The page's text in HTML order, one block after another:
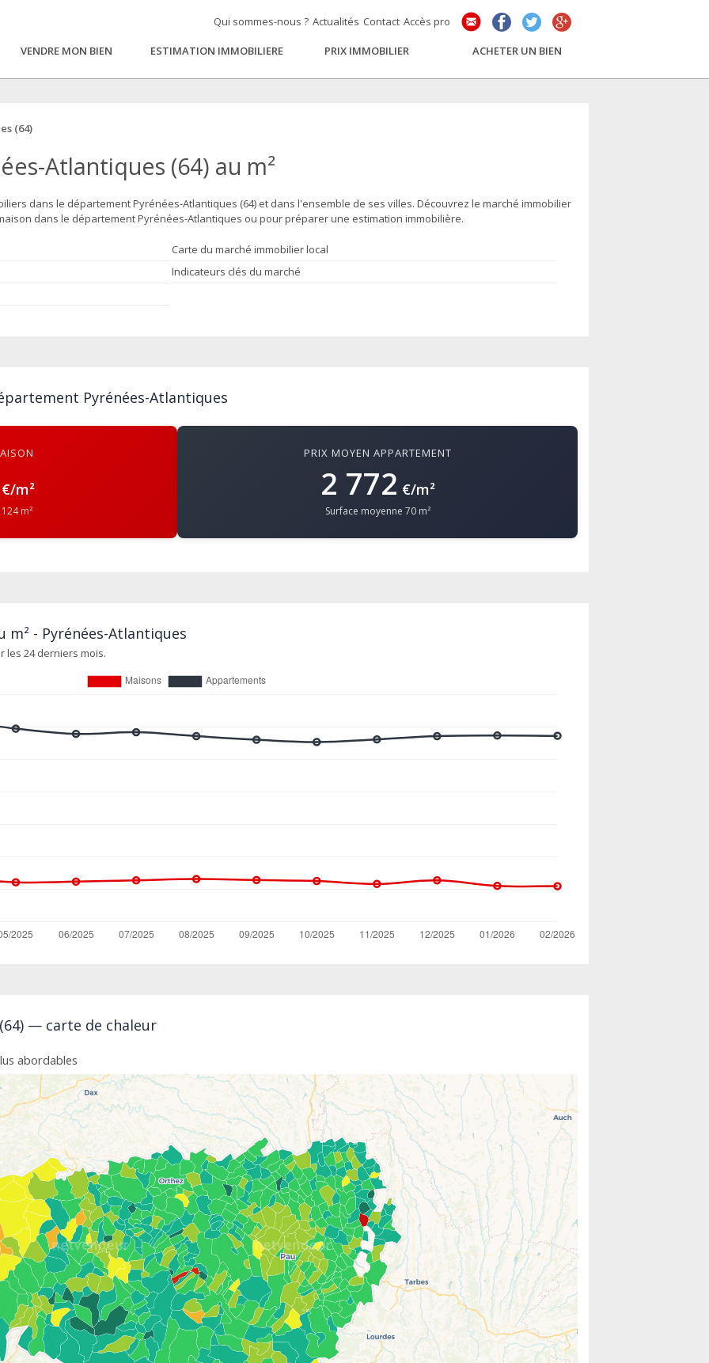
Qui sommes-nous ? Actualités Contact Accès pro
VENDRE MON BIEN ESTIMATION IMMOBILIERE PRIX IMMOBILIER ACHETER UN BIEN
(64)
Atlantiques (64) au m²
dans le département Pyrénées-Atlantiques (64) et dans l'ensemble de ses villes. Découvrez le marché immobilier
dans le département Pyrénées-Atlantiques ou pour préparer une estimation immobilière.
Carte du marché immobilier local
Indicateurs clés du marché
Pyrénées-Atlantiques
m²
m²
PRIX MOYEN APPARTEMENT
2 772 €/m²
Surface moyenne 70 m²
- Pyrénées-Atlantiques
les 24 derniers mois.
— carte de chaleur
abordables